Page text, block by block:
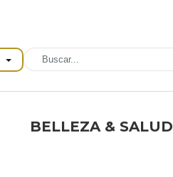
BELLEZA & SALUD